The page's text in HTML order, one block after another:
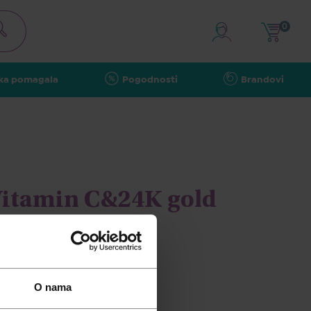
O nama
pomagala Pogodnosti Brandovi
0
C&24K gold
prahu 35g